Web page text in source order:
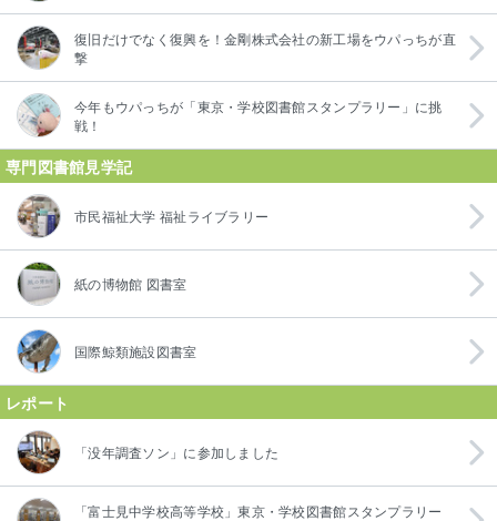
復旧だけでなく復興を！金剛株式会社の新工場をウパっちが直
撃
今年もウパっちが「東京・学校図書館スタンプラリー」に挑
戦！
専門図書館見学記
市民福祉大学 福祉ライブラリー
紙の博物館 図書室
国際鯨類施設図書室
レポート
「没年調査ソン」に参加しました
「富士見中学校高等学校」東京・学校図書館スタンプラリー